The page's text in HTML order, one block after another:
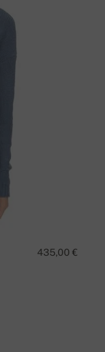
435,00 €